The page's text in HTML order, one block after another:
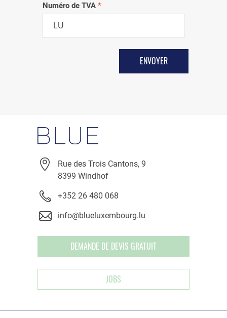
Numéro de TVA *
Rue des Trois Cantons, 9
8399 Windhof
+352 26 480 068
info@blueluxembourg.lu
DEMANDE DE DEVIS GRATUIT
JOBS